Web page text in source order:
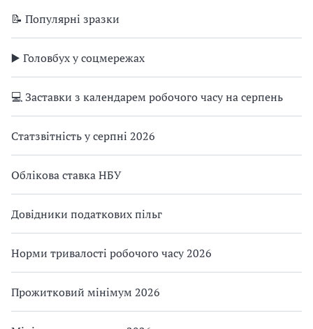
📝 Популярні зразки
▶️ Головбух у соцмережах
💻 Заставки з календарем робочого часу на серпень
Статзвітність у серпні 2026
Облікова ставка НБУ
Довідники податкових пільг
Норми тривалості робочого часу 2026
Прожитковий мінімум 2026